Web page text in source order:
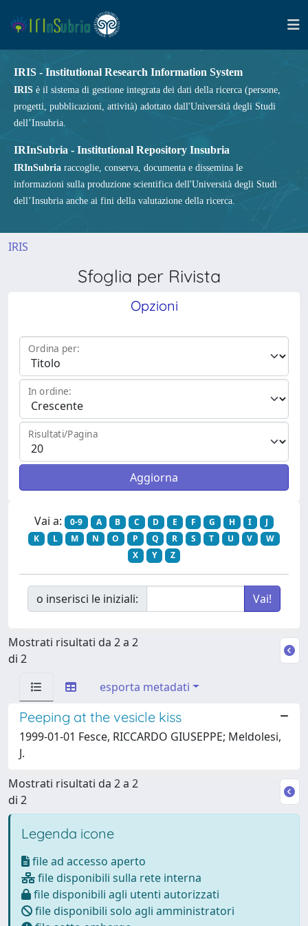
IRIS - Institutional Research Information System
IRIS è il sistema di gestione integrata dei dati della ricerca (persone,
progetti, pubblicazioni, attività) adottato dall'Università degli Studi
dell’Insubria.
IRInSubria - Institutional Repository Insubria
IRInSubria raccoglie, conserva, documenta e dissemina le
informazioni sulla produzione scientifica dell'Università degli Studi
dell’Insubria anche ai fini della valutazione della ricerca.
IRIS
Sfoglia per Rivista
Opzioni
Ordina per:
In ordine:
Risultati/Pagina
Vai a: 0-9 A B C D E F G H I
J
K
L M N O P Q R S T U V
W
X
Y Z
o inserisci le iniziali:
Mostrati risultati da 2 a 2
di 2
esporta metadati
Peeping at the vesicle kiss
1999-01-01 Fesce, RICCARDO GIUSEPPE; Meldolesi,
J.
Mostrati risultati da 2 a 2
di 2
Legenda icone
file ad accesso aperto
file disponibili sulla rete interna
file disponibili agli utenti autorizzati
file disponibili solo agli amministratori